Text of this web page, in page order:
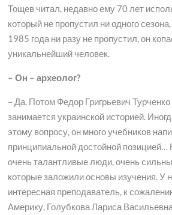
Тощев читал, недавно ему 70 лет
который не пропустил ни одного
1985 года ни разу не пропустил, он
уникальнейший человек.
– Он – археолог?
– Да. Потом Федор Григрьевич
занимается украинской историей.
этому вопросу, он много учебников
принципиальной достойной позицией…
очень талантливые люди, очень
которые заложили основы изучения. У
интересная преподаватель, к
Америку, Голубкова Лариса